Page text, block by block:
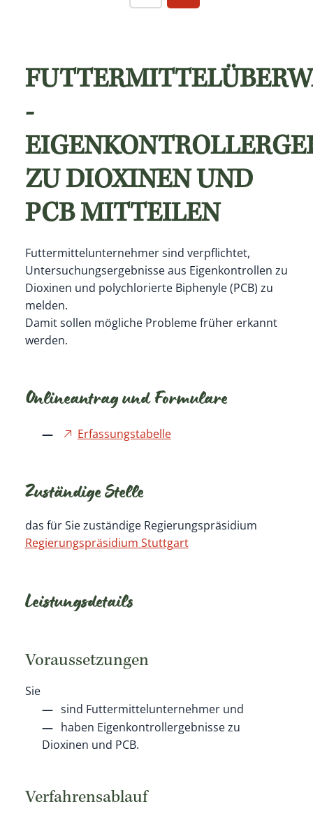
-
ZU DIOXINEN UND
PCB MITTEILEN
Futtermittelunternehmer sind verpflichtet,
Untersuchungsergebnisse aus Eigenkontrollen zu
Dioxinen und polychlorierte Biphenyle (PCB) zu
melden.
Damit sollen mögliche Probleme früher erkannt
werden.
Onlineantrag und Formulare
Erfassungstabelle
Zuständige Stelle
das für Sie zuständige Regierungspräsidium
Regierungspräsidium Stuttgart
Leistungsdetails
Voraussetzungen
Sie
sind Futtermittelunternehmer und
haben Eigenkontrollergebnisse zu
Dioxinen und PCB.
Verfahrensablauf